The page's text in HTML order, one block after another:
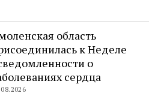
область
к Неделе
о
сердца